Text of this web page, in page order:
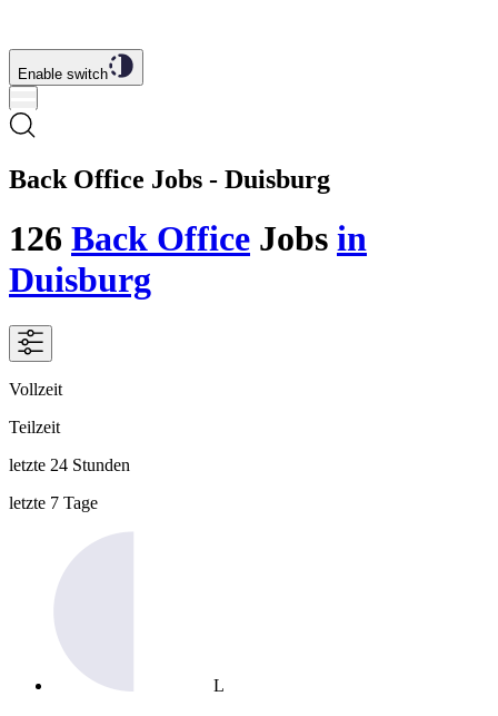
Enable switch
Back Office Jobs - Duisburg
126 Back Office Jobs in
Duisburg
Vollzeit
Teilzeit
letzte 24 Stunden
letzte 7 Tage
L